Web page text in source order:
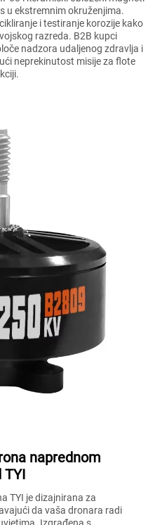
u ekstremnim okruženjima.
i testiranje korozije kako
razreda. B2B kupci
nadzora udaljenog zdravlja i
neprekinutost misije za flote
naprednom
TYI je dizajnirana za
da vaša dronara radi